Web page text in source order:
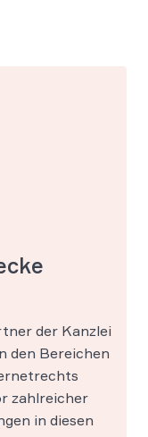
der Kanzlei
den Bereichen
zahlreicher
in diesen